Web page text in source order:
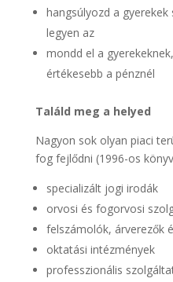
hangsúlyozd a
legyen az
mondd el a
értékesebb a pénznél
Találd meg a helyed
Nagyon sok olyan piaci
fog fejlődni (1996-os
specializált jogi irodák
orvosi és fogorvosi
felszámolók, árverezők
oktatási intézmények
professzionális